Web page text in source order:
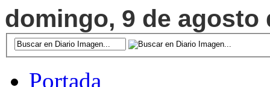
domingo, 9 de agosto
Portada